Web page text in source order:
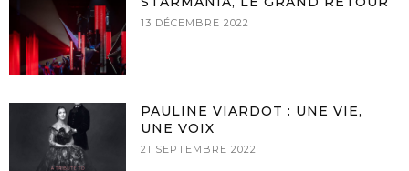
13 DÉCEMBRE 2022
PAULINE VIARDOT : UNE VIE,
UNE VOIX
21 SEPTEMBRE 2022